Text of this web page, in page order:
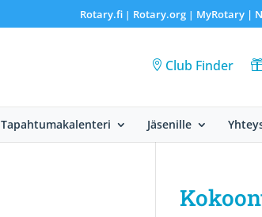
Rotary.fi| Rotary.org| MyRotary |
Club Finder
Tapahtumakalenteri Jäsenille